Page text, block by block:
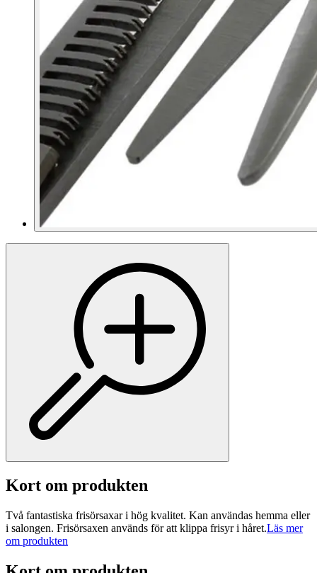
Kort om produkten
Två fantastiska frisörsaxar i hög kvalitet. Kan användas hemma eller
i salongen. Frisörsaxen används för att klippa frisyr i håret.Läs mer
om produkten